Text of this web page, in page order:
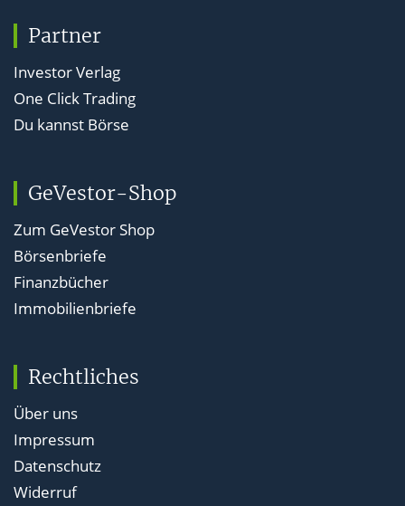
Partner
Investor Verlag
One Click Trading
Du kannst Börse
GeVestor-Shop
Zum GeVestor Shop
Börsenbriefe
Finanzbücher
Immobilienbriefe
Rechtliches
Über uns
Impressum
Datenschutz
Widerruf